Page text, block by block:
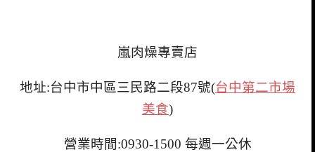
嵐肉燥專賣店
地址:台中市中區三民路二段87號(台中第二市場
美食)
營業時間:0930-1500 每週一公休